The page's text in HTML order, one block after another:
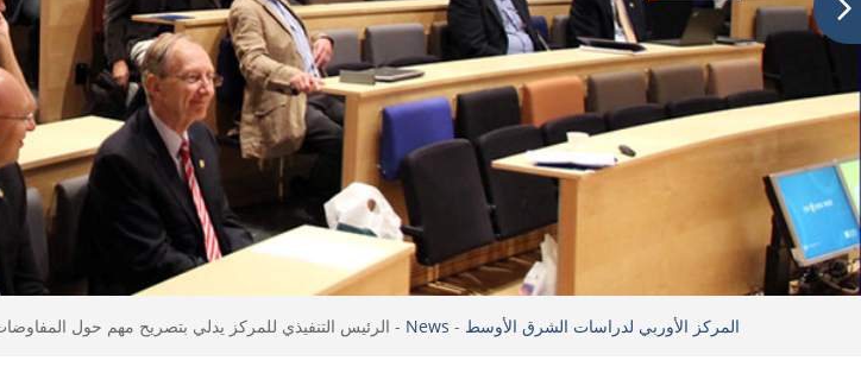
المركز الأوربي لدراسات الشرق الأوسط -
News
- الرئيس التنفيذي للمركز يدلي بتصريح مهم حول